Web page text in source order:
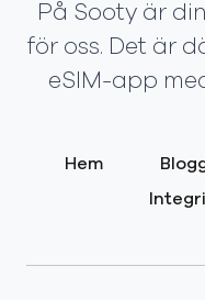
På Sooty är
för oss. Det är
eSIM-app
Hem